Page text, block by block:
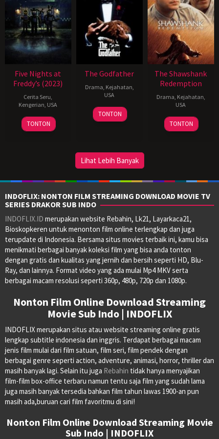
Five Nights at
Freddy’s (2023)
Cerita Seru
Kengerian USA
25
Oct
Danny
Gonzalez
TONTON
The Godfather
Drama Kejahatan
USA
14
Mar
Francis
Ford
TONTON
The Shawshank
Redemption
Drama Kejahatan
USA
23
Sep
Frank
Darabont
TONTON
Lihat Lebih Banyak
INDOFLIX: NONTON FILM STREAMING DOWNLOAD MOVIE TV
SERIES DRAKOR SUB INDO
INDOFLIX.ID merupakan website Rebahin, Lk21, Layarkaca21,
Bioskopkeren untuk menonton film online terlengkap dan juga
terupdate di Indonesia. Bersama situs movies terbaik ini, kamu bisa
menikmati berbagai banyak koleksi film yang bisa anda tonton
dengan gratis dan kualitas yang jernih dan bersih seperti HD, Blu-
Ray, dan lainnya. Format video yang ada mulai Mp4 MKV serta
berbagai macam resolusi seperti 360p, 480p, 720p dan 1080p.
Nonton Film Online Download Streaming
Movie Sub Indo | INDOFLIX
INDOFLIX merupakan situs atau website streaming online gratis
lengkap subtitle indonesia dan inggris. Terdapat berbagai macam
jenis film mulai dari film satuan, film seri, film pendek dengan
berbagai genre seperti action, adventure, animasi, horror, thriller dan
masih banyak lagi. Selain itu juga Rebahin tidak hanya menyajikan
film-film box-office terbaru namun tentu saja film yang sudah lama
juga masih banyak tersedia bahkan film tahun lawas 1900-an pun
masih ada,buruan cari film favoritmu di sini!
Nonton Film Online Download Streaming Movie
Sub Indo | INDOFLIX